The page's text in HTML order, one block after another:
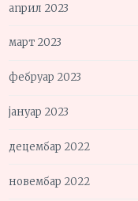
април 2023
март 2023
фебруар 2023
јануар 2023
децембар 2022
новембар 2022